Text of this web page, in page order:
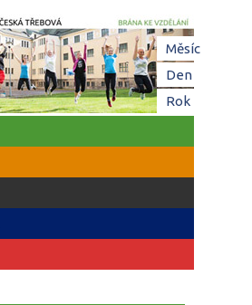
Měsíc
Den(aktivní
Rok